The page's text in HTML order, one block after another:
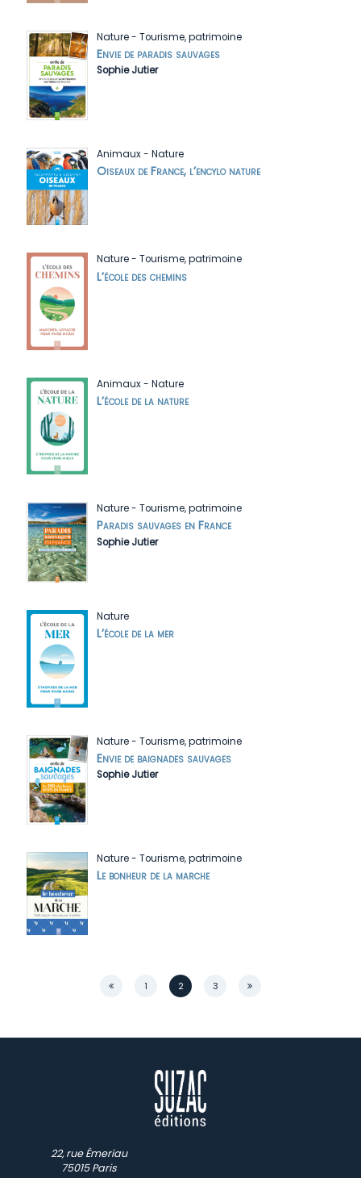
Nature- Tourisme, patrimoine
Envie de paradis sauvages
Sophie Jutier
Animaux- Nature
Oiseaux de France, l’encylo nature
Nature- Tourisme, patrimoine
L’école des chemins
Animaux- Nature
L’école de la nature
Nature- Tourisme, patrimoine
Paradis sauvages en France
Sophie Jutier
Nature
L’école de la mer
Nature- Tourisme, patrimoine
Envie de baignades sauvages
Sophie Jutier
Nature- Tourisme, patrimoine
Le bonheur de la marche
Page 1 2 3
22, rue Émeriau
75015 Paris